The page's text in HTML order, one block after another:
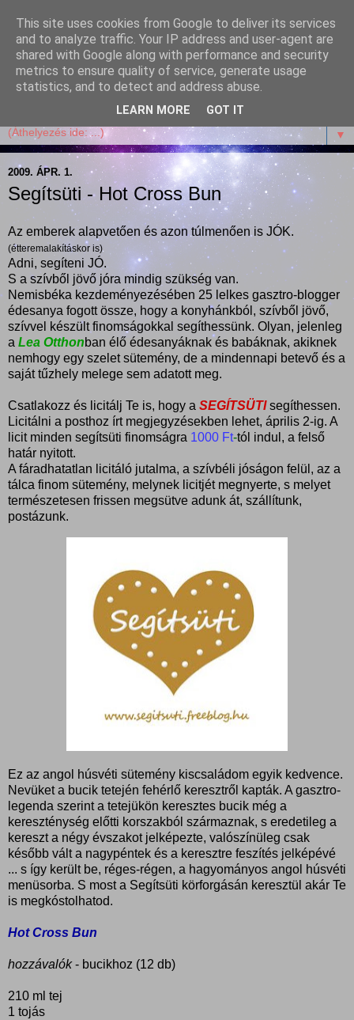
Garffyka
Szösszenetek a konyhámból, az életemből. Mosollyal,
receptekkel, vidámsággal, marcipánnal, csokival.
▼
2009. ÁPR. 1.
Segítsüti - Hot Cross Bun
Az emberek alapvetően és azon túlmenően is JÓK.
(étteremalakításkor is)
Adni, segíteni JÓ.
S a szívből jövő jóra mindig szükség van.
Nemisbéka kezdeményezésében 25 lelkes gasztro-blogger
édesanya fogott össze, hogy a konyhánkból, szívből jövő,
szívvel készült finomságokkal segíthessünk. Olyan, jelenleg
a Lea Otthonban élő édesanyáknak és babáknak, akiknek
nemhogy egy szelet sütemény, de a mindennapi betevő és a
saját tűzhely melege sem adatott meg.
Csatlakozz és licitálj Te is, hogy a SEGÍTSÜTIsegíthessen.
Licitálni a posthoz írt megjegyzésekben lehet, április 2-ig. A
licit minden segítsüti finomságra 1000 Ft-tól indul, a felső
határ nyitott.
A fáradhatatlan licitáló jutalma, a szívbéli jóságon felül, az a
tálca finom sütemény, melynek licitjét megnyerte, s melyet
természetesen frissen megsütve adunk át, szállítunk,
postázunk.
Ez az angol húsvéti sütemény kiscsaládom egyik kedvence.
Nevüket a bucik tetején fehérlő keresztről kapták. A gasztro-
legenda szerint a tetejükön keresztes bucik még a
kereszténység előtti korszakból származnak, s eredetileg a
kereszt a négy évszakot jelképezte, valószínüleg csak
később vált a nagypéntek és a keresztre feszítés jelképévé
... s így került be, réges-régen, a hagyományos angol húsvéti
menüsorba. S most a Segítsüti körforgásán keresztül akár Te
is megkóstolhatod.
Hot Cross Bun
hozzávalók- bucikhoz (12 db)
210 ml tej
1 tojás
This site uses cookies from Google to deliver its services
and to analyze traffic. Your IP address and user-agent are
shared with Google along with performance and security
metrics to ensure quality of service, generate usage
statistics, and to detect and address abuse.
LEARN MORE GOT IT